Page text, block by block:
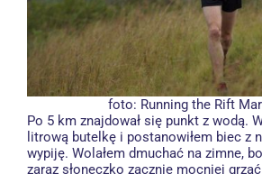
foto: Running the Rift
Po 5 km znajdował się punkt z wodą.
litrową butelkę i postanowiłem biec z
wypiję. Wolałem dmuchać na zimne,
zaraz słoneczko zacznie mocniej